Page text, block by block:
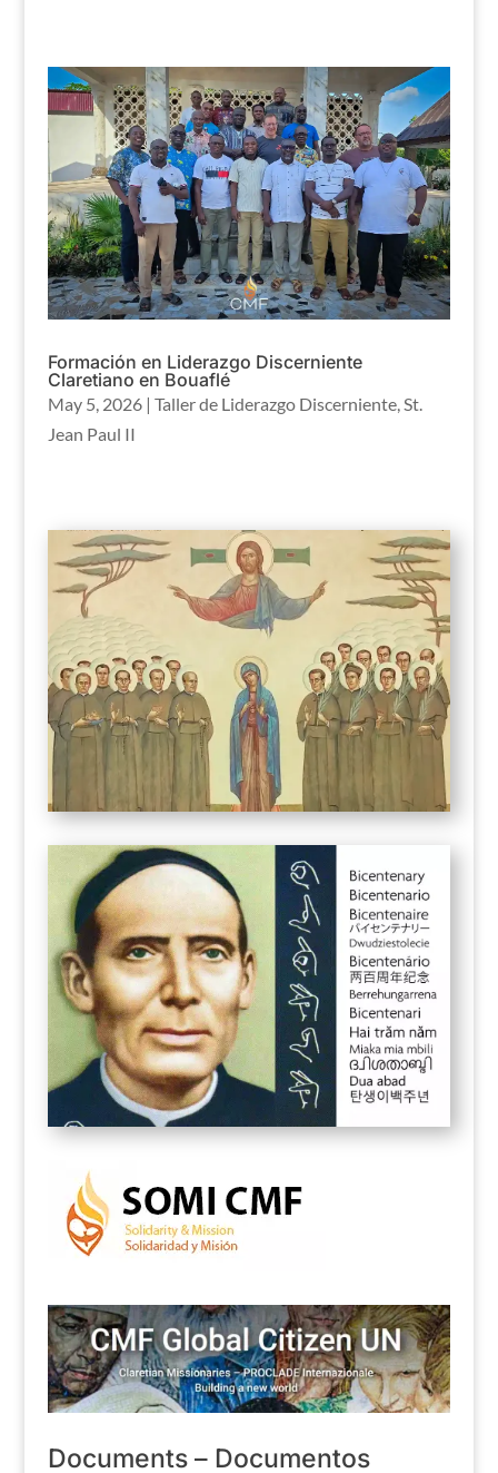
Formación en Liderazgo Discerniente
Claretiano en Bouaflé
May 5, 2026| Taller de Liderazgo Discerniente, St.
Jean Paul II
Documents – Documentos